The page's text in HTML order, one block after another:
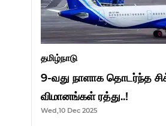
தமிழ்நாடு
9-வது நாளாக தொடர்ந்த
விமானங்கள் ரத்து..!
Wed,10 Dec 2025